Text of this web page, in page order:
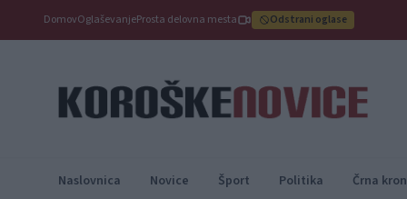
DomovOglaševanjeProsta delovna mesta Odstrani oglase
Naslovnica Novice Šport Politika Črna